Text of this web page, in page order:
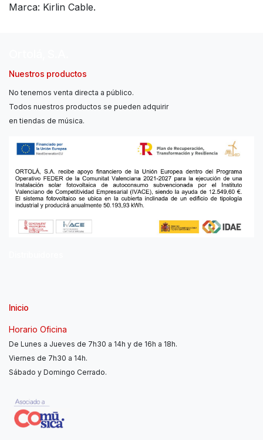
Marca: Kirlin Cable.
Nuestros productos
No tenemos venta directa a público.
Todos nuestros productos se pueden adquirir
en tiendas de música.
Inicio
Horario Oficina
De Lunes a Jueves de 7h30 a 14h y de 16h a 18h.
Viernes de 7h30 a 14h.
Sábado y Domingo Cerrado.